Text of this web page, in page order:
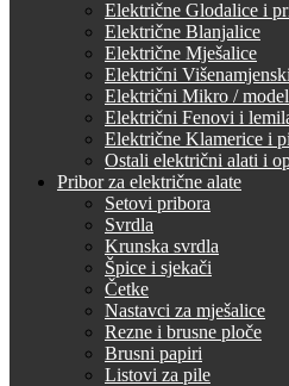
Električne Glodalice i
Električne Blanjalice
Električne Mješalice
Električni
Električni Mikro /
Električni Fenovi i
Električne Klamerice i
Ostali električni alati i
Pribor za električne alate
Setovi pribora
Svrdla
Krunska svrdla
Špice i sjekači
Četke
Nastavci za mješalice
Rezne i brusne ploče
Brusni papiri
Listovi za pile